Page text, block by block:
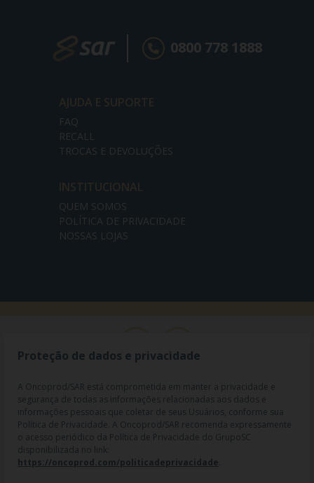
0800 778 1888
AJUDA E SUPORTE
FAQ
RECALL
TROCAS E DEVOLUÇÕES
INSTITUCIONAL
QUEM SOMOS
POLÍTICA DE PRIVACIDADE
NOSSAS LOJAS
RAZÃO SOCIAL: ONCO PROD DIST. DE PROD. HOSP. E ONCOL. LTDA |
Proteção de dados e privacidade
A Oncoprod/SAR está comprometida em manter a privacidade e
segurança de todas as informações relacionadas aos dados e
informações pessoais que coletar de seus Usuários, conforme sua
Política de Privacidade. A Oncoprod/SAR recomenda expressamente
o acesso periódico da Política de Privacidade do GrupoSC
disponibilizada no link:
https://oncoprod.com/politicadeprivacidade